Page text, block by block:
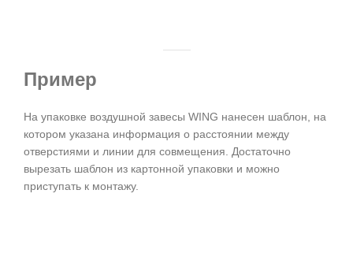
Пример
На упаковке воздушной завесы WING нанесен шаблон, на
котором указана информация о расстоянии между
отверстиями и линии для совмещения. Достаточно
вырезать шаблон из картонной упаковки и можно
приступать к монтажу.